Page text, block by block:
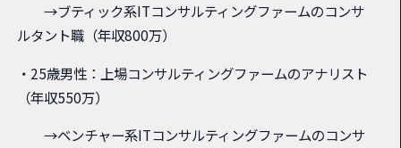
→ブティック系ITコンサルティングファームのコンサ
ルタント職（年収800万）
・25歳男性：上場コンサルティングファームのアナリスト
（年収550万）
→ベンチャー系ITコンサルティングファームのコンサ